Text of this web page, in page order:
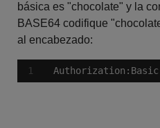
básica es "chocolate" y la
BASE64 codifique
al encabezado:
Authorization:Basic